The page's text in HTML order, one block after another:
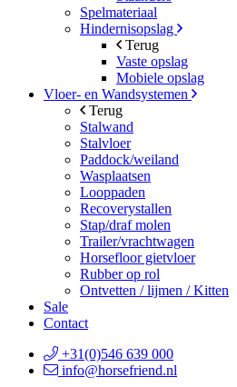
Spelmateriaal
Hindernisopslag
Terug
Vaste opslag
Mobiele opslag
Vloer- en Wandsystemen
Terug
Stalwand
Stalvloer
Paddock/weiland
Wasplaatsen
Looppaden
Recoverystallen
Stap/draf molen
Trailer/vrachtwagen
Horsefloor gietvloer
Rubber op rol
Ontvetten / lijmen / Kitten
Sale
Contact
+31(0)546 639 000
info@horsefriend.nl